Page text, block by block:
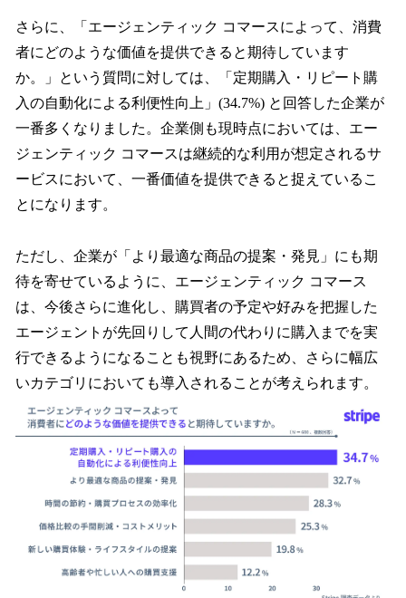
さらに、「エージェンティック コマースによって、消費
者にどのような価値を提供できると期待しています
か。」という質問に対しては、「定期購入・リピート購
入の自動化による利便性向上」(34.7%) と回答した企業が
一番多くなりました。企業側も現時点においては、エー
ジェンティック コマースは継続的な利用が想定されるサ
ービスにおいて、一番価値を提供できると捉えているこ
とになります。
ただし、企業が「より最適な商品の提案・発見」にも期
待を寄せているように、エージェンティック コマース
は、今後さらに進化し、購買者の予定や好みを把握した
エージェントが先回りして人間の代わりに購入までを実
行できるようになることも視野にあるため、さらに幅広
いカテゴリにおいても導入されることが考えられます。